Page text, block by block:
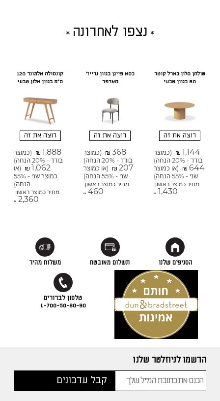
נצפו לאחרונה
שולחן סלון בארל קוטר
80 בגוון טבעי
רוצה את זה
₪ 1,144
(כמוצר
בודד - 20% הנחה)
₪ 644
(או כמוצר
שני - 55% הנחה)
מחיר כמוצר ראשון
₪ 1,430
כסא פייגן בגוון גרייז'
הארפר
רוצה את זה
₪ 368
(כמוצר
בודד - 20% הנחה)
₪ 207
(או כמוצר
שני - 55% הנחה)
מחיר כמוצר ראשון
₪ 460
קונסולה אלמונד 120
ס"מ בגוון אלון טבעי
רוצה את זה
₪ 1,888
(כמוצר
בודד - 20% הנחה)
₪ 1,062
(או
כמוצר שני - 55%
הנחה)
מחיר כמוצר ראשון
₪ 2,360
הסניפים שלנו תשלום מאובטח משלוח מהיר
1-700-50-80-90
הרשמו לניוזלטר שלנו